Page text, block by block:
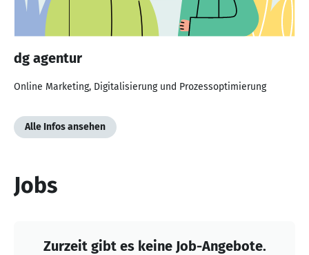
dg agentur
Online Marketing, Digitalisierung und Prozessoptimierung
Alle Infos ansehen
Jobs
Zurzeit gibt es keine Job-Angebote.